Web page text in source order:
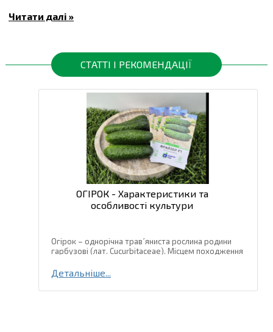
Маса плоду 90-100 г., густота стояння 2-3 на м.кв.
інтернет-магазиніСпектр Садз доставкою в Київ й
інші міста по всій території України.
Читати далі »
СТАТТІ І РЕКОМЕНДАЦІЇ
ОГІРОК - Характеристики та
особливості культури
Огірок – однорічна трав´яниста рослина родини
гарбузові (лат. Cucurbitaceae). Місцем походження
Східної Азії, де і зараз зустрічаються дикорослі
види цієї...
Детальніше...